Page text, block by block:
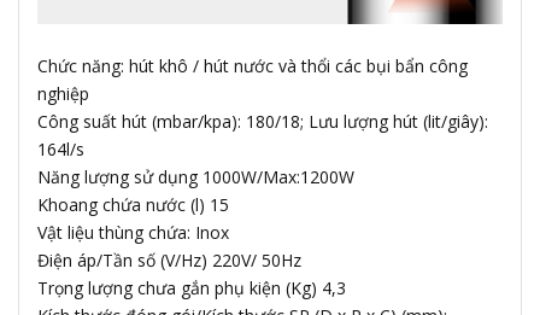
Chức năng: hút khô / hút nước và thổi các bụi bẩn công
nghiệp
Công suất hút (mbar/kpa): 180/18; Lưu lượng hút (lit/giây):
164l/s
Năng lượng sử dụng 1000W/Max:1200W
Khoang chứa nước (l) 15
Vật liệu thùng chứa: Inox
Điện áp/Tần số (V/Hz) 220V/ 50Hz
Trọng lượng chưa gắn phụ kiện (Kg) 4,3